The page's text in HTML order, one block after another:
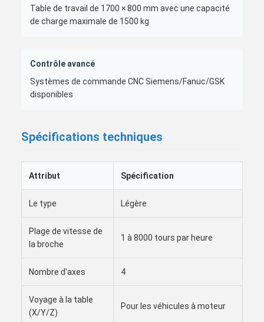
Table de travail de 1700 × 800 mm avec une capacité
de charge maximale de 1500 kg
Contrôle avancé
Systèmes de commande CNC Siemens/Fanuc/GSK
disponibles
Spécifications techniques
Attribut Spécification
Le type Légère
Plage de vitesse de
la broche
1 à 8000 tours par heure
Nombre d'axes 4
Voyage à la table
(X/Y/Z)
Pour les véhicules à moteur